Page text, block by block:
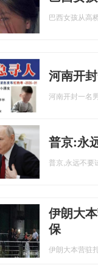
巴西女孩从高
河南开
河南开封一名
普京:永
普京,永远不要
伊朗大
保
伊朗大本营驻